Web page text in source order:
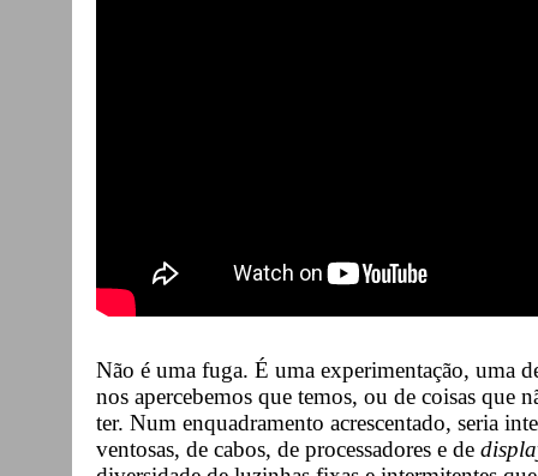
Não é uma fuga. É uma experimentação, uma
nos apercebemos que temos, ou de coisas que
ter. Num enquadramento acrescentado, seria
ventosas, de cabos, de processadores e de